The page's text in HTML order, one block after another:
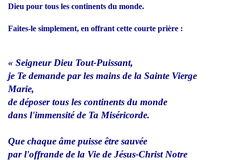
Dieu pour tous les continents du monde.
Faites-le simplement, en offrant cette courte prière :
« Seigneur Dieu Tout-Puissant,
je Te demande par les mains de la Sainte Vierge
Marie,
de déposer tous les continents du monde
dans l'immensité de Ta Miséricorde.
Que chaque âme puisse être sauvée
par l'offrande de la Vie de Jésus-Christ Notre